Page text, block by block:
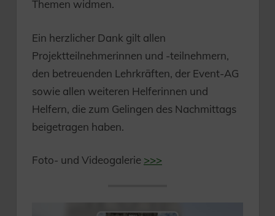
Themen widmen.
Ein herzlicher Dank gilt allen
Projektteilnehmerinnen und -teilnehmern,
den betreuenden Lehrkräften, der Event-AG
sowie allen weiteren Helferinnen und
Helfern, die zum Gelingen des Nachmittags
beigetragen haben.
Foto- und Videogalerie >>>